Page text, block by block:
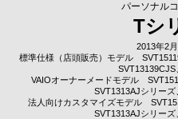
パーソナル
Tシ
2013年2
標準仕様（店頭販売）モデル
SVT13139CJS
VAIOオーナーメードモデル
SVT1313AJシリーズ
法人向けカスタマイズモデル
SVT1313AJシリーズ